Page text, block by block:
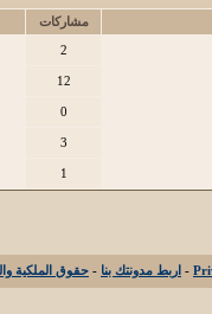
مشاركات
2
12
0
3
1
- اربط مدونتك بنا - حقوق الملكية